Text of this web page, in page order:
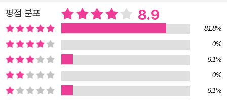
들면 여러 사람과 의견을 주고받을 때는 조리 있는 침착이, 누군가 무
례한 태도를 보이면 단호한 화끈이, 공감이 필요한 친구에게는 배려
하는 포용이가 되어 말하는 거예요. 무조건 친절하고 예쁘게 말하는
것이 항상 정답은 아니라는 걸 기억해요! 실생활에 바로 써먹는 생생
한 대사로 말하기 연습 눈으로 읽는 것만으로는 대사를 내 것으로 만
들 수 없어요. 이 책만의 특별한 말하기 솔루션은 바로 실제로 소리 내
어 말해보는 것! 만화 속 친구들이 어떻게 말하는지 잘 보고, 내가 각
평점 분포 8.9
81.8%
0%
9.1%
0%
9.1%